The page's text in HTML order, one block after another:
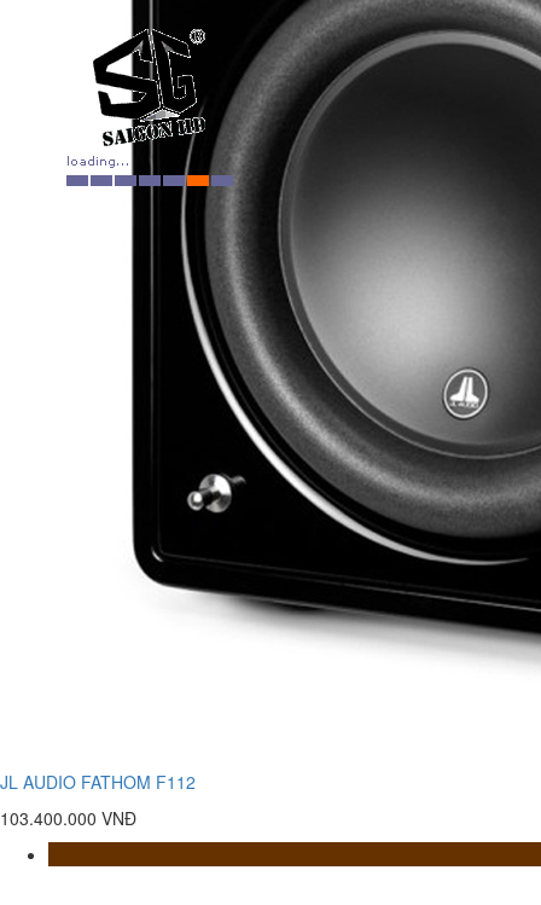
JL AUDIO FATHOM F112
103.400.000 VNĐ